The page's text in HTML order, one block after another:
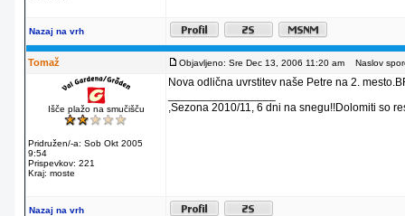
Nazaj na vrh
Tomaž Objavljeno: Sre Dec 13, 2006 11:20 am Naslov
Išče plažo na smučišču
Pridružen/-a: Sob Okt 2005
9:54
Prispevkov: 221
Kraj: moste
Nova odlična uvrstitev naše Petre na 2.
,Sezona 2010/11, 6 dni na snegu!!Dolomiti so
Nazaj na vrh